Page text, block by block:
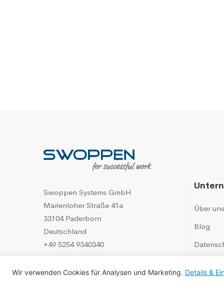
Swoppen Systems GmbH
Marienloher Straße 41a
33104 Paderborn
Deutschland
+49 5254 9340340
Über uns
Blog
Wir verwenden Cookies für Analysen und Marketing. Details &